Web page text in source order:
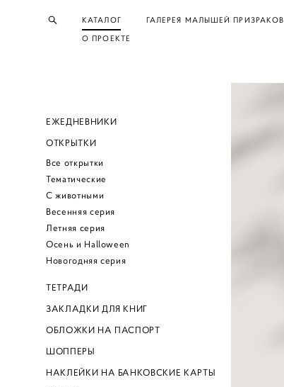
КАТАЛОГ
ГАЛЕРЕЯ МАЛЫШЕЙ ПРИЗРАКОВ
О ПРОЕКТЕ
ЕЖЕДНЕВНИКИ
ОТКРЫТКИ
Все открытки
Тематические
С животными
Весенняя серия
Летняя серия
Осень и Halloween
Новогодняя серия
ТЕТРАДИ
ЗАКЛАДКИ ДЛЯ КНИГ
ОБЛОЖКИ НА ПАСПОРТ
ШОППЕРЫ
НАКЛЕЙКИ НА БАНКОВСКИЕ КАРТЫ